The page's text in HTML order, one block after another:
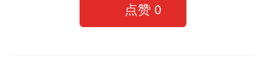
点赞 0